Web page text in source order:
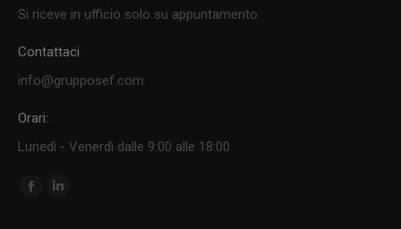
Si riceve in ufficio solo su appuntamento
Contattaci
info@grupposef.com
Orari:
Lunedì - Venerdì dalle 9:00 alle 18:00
Ci puoi trovare su:
Facebook